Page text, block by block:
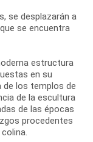
se desplazarán a
se encuentra
estructura
en su
de los templos de
de la escultura
de las épocas
procedentes